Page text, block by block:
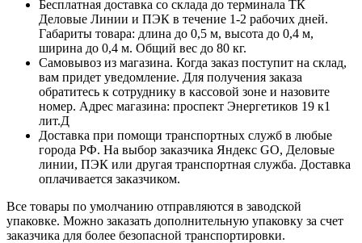
Бесплатная доставка со склада до терминала ТК
Деловые Линии и ПЭК в течение 1-2 рабочих дней.
Габариты товара: длина до 0,5 м, высота до 0,4 м,
ширина до 0,4 м. Общий вес до 80 кг.
Самовывоз из магазина. Когда заказ поступит на склад,
вам придет уведомление. Для получения заказа
обратитесь к сотруднику в кассовой зоне и назовите
номер. Адрес магазина: проспект Энергетиков 19 к1
лит.Д
Доставка при помощи транспортных служб в любые
города РФ. На выбор заказчика Яндекс GO, Деловые
линии, ПЭК или другая транспортная служба. Доставка
оплачивается заказчиком.
Все товары по умолчанию отправляются в заводской
упаковке. Можно заказать дополнительную упаковку за счет
заказчика для более безопасной транспортировки.